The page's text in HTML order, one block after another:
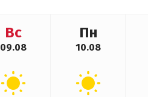
Вс
09.08
Пн
10.08